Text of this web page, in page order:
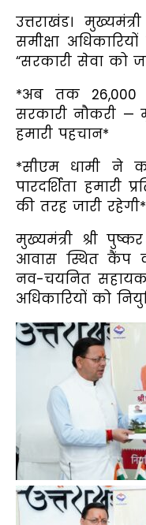
उत्तराखंड।
समीक्षा
“सरकारी सेवा को
*अब तक
सरकारी नौकरी —
हमारी पहचान*
*सीएम धामी ने
पारदर्शिता हमारी
की तरह जारी रहेगी*
मुख्यमंत्री श्री
आवास स्थित कैंप
नव-चयनित सहायक
अधिकारियों को